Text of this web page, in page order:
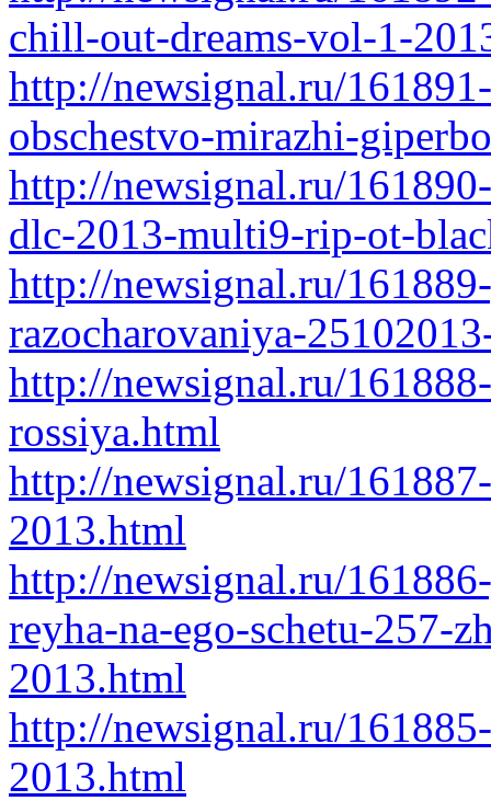
chill-out-dreams-vol-1-
http://newsignal.ru/
obschestvo-mirazhi-
http://newsignal.ru/
dlc-2013-multi9-rip-ot-
http://newsignal.ru/
razocharovaniya-
http://newsignal.ru/
rossiya.html
http://newsignal.ru/
2013.html
http://newsignal.ru/
reyha-na-ego-schetu-257-
2013.html
http://newsignal.ru/
2013.html